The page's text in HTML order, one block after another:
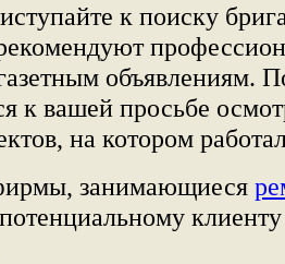
к поиску
объявлениям.
к вашей просьбе
на котором
занимающиеся